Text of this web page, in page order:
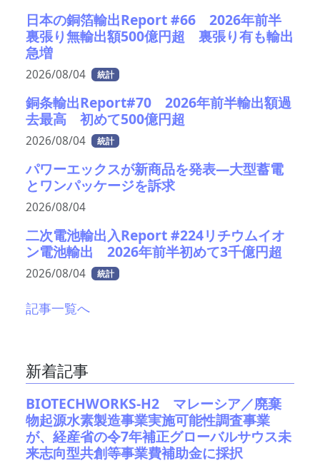
日本の銅箔輸出Report #66 2026年前半
裏張り無輸出額500億円超 裏張り有も輸出
急増
2026/08/04 統計
銅条輸出Report#70 2026年前半輸出額過
去最高 初めて500億円超
2026/08/04 統計
パワーエックスが新商品を発表―大型蓄電
とワンパッケージを訴求
2026/08/04
二次電池輸出入Report #224リチウムイオ
ン電池輸出 2026年前半初めて3千億円超
2026/08/04 統計
記事一覧へ
新着記事
BIOTECHWORKS-H2 マレーシア／廃棄
物起源水素製造事業実施可能性調査事業
が、経産省の令7年補正グローバルサウス未
来志向型共創等事業費補助金に採択